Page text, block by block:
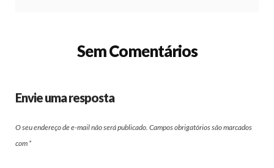
Sem Comentários
Envie uma resposta
O seu endereço de e-mail não será publicado. Campos obrigatórios são marcados
com *